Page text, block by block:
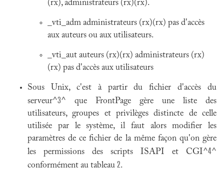
(rx), administrateurs (rx)(rx).
_vti_adm administrateurs (rx)(rx) pas d'accès
aux auteurs ou aux utilisateurs.
_vti_aut auteurs (rx)(rx) administrateurs (rx)
(rx) pas d'accès aux utilisateurs
Sous Unix, c'est à partir du fichier d'accès du
serveur^3^ que FrontPage gère une liste des
utilisateurs, groupes et privilèges distincte de celle
utilisée par le système, il faut alors modifier les
paramètres de ce fichier de la même façon qu'on gère
les permissions des scripts ISAPI et CGI^4^
conformément au tableau 2.